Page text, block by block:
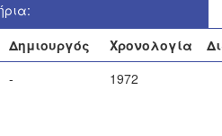
Δημιουργός Χρονολογία
- 1972